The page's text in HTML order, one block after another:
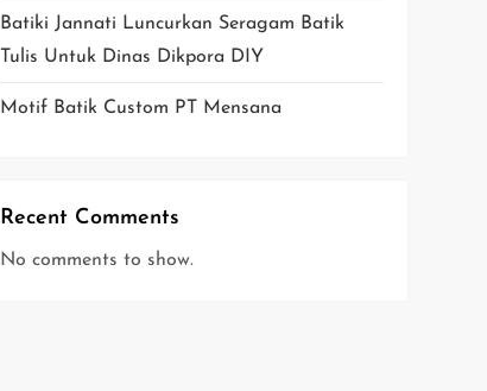
Batiki Jannati Luncurkan Seragam Batik
Tulis Untuk Dinas Dikpora DIY
Motif Batik Custom PT Mensana
Recent Comments
No comments to show.